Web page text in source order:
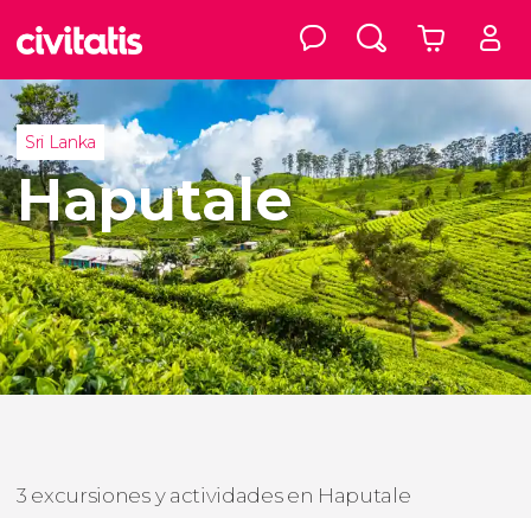
Sri Lanka
Haputale
3 excursiones y actividades en Haputale